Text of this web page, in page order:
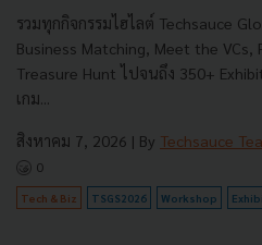
รวมทุกกิจกรรมไฮไลต์ Techsauce
Business Matching, Meet the VCs,
Treasure Hunt ไปจนถึง 350+
เกม...
สิงหาคม 7, 2026 | By Techsauce
0
Tech & Biz TSGS2026 Workshop